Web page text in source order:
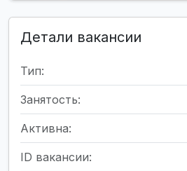
Детали вакансии
Тип:
Занятость:
Активна:
ID вакансии: